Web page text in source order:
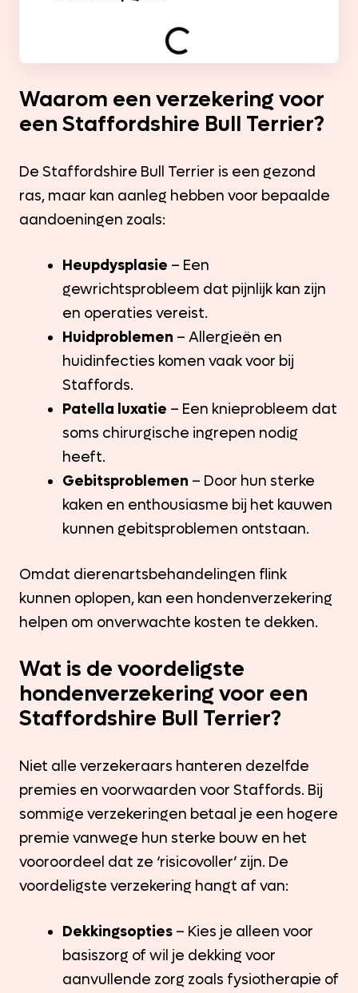
Waarom een verzekering voor
een Staffordshire Bull Terrier?
De Staffordshire Bull Terrier is een gezond
ras, maar kan aanleg hebben voor bepaalde
aandoeningen zoals:
Heupdysplasie – Een
gewrichtsprobleem dat pijnlijk kan zijn
en operaties vereist.
Huidproblemen – Allergieën en
huidinfecties komen vaak voor bij
Staffords.
Patella luxatie – Een knieprobleem dat
soms chirurgische ingrepen nodig
heeft.
Gebitsproblemen – Door hun sterke
kaken en enthousiasme bij het kauwen
kunnen gebitsproblemen ontstaan.
Omdat dierenartsbehandelingen flink
kunnen oplopen, kan een hondenverzekering
helpen om onverwachte kosten te dekken.
Wat is de voordeligste
hondenverzekering voor een
Staffordshire Bull Terrier?
Niet alle verzekeraars hanteren dezelfde
premies en voorwaarden voor Staffords. Bij
sommige verzekeringen betaal je een hogere
premie vanwege hun sterke bouw en het
vooroordeel dat ze ‘risicovoller’ zijn. De
voordeligste verzekering hangt af van:
Dekkingsopties – Kies je alleen voor
basiszorg of wil je dekking voor
aanvullende zorg zoals fysiotherapie of